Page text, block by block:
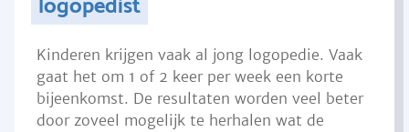
Kinderen krijgen vaak al jong logopedie. Vaak
gaat het om 1 of 2 keer per week een korte
bijeenkomst. De resultaten worden veel beter
door zoveel mogelijk te herhalen wat de